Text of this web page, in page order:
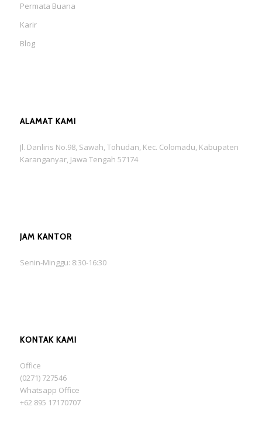
Permata Buana
Karir
Blog
ALAMAT KAMI
Jl. Danliris No.98, Sawah, Tohudan, Kec. Colomadu, Kabupaten
Karanganyar, Jawa Tengah 57174
JAM KANTOR
Senin-Minggu: 8:30-16:30
KONTAK KAMI
Office
(0271) 727546
Whatsapp Office
+62 895 17170707